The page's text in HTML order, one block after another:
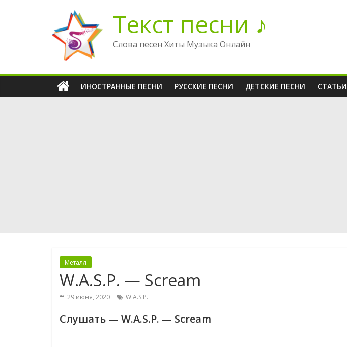
содержимому
Текст песни ♪
Слова песен Хиты Музыка Онлайн
ИНОСТРАННЫЕ ПЕСНИ РУССКИЕ ПЕСНИ ДЕТСКИЕ ПЕСНИ СТАТЬИ
Металл
W.A.S.P. — Scream
29 июня, 2020 W.A.S.P.
Слушать — W.A.S.P. — Scream